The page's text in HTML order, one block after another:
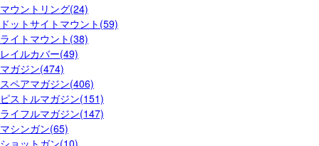
マウントリング(24)
ドットサイトマウント(59)
ライトマウント(38)
レイルカバー(49)
マガジン(474)
スペアマガジン(406)
ピストルマガジン(151)
ライフルマガジン(147)
マシンガン(65)
ショットガン(10)